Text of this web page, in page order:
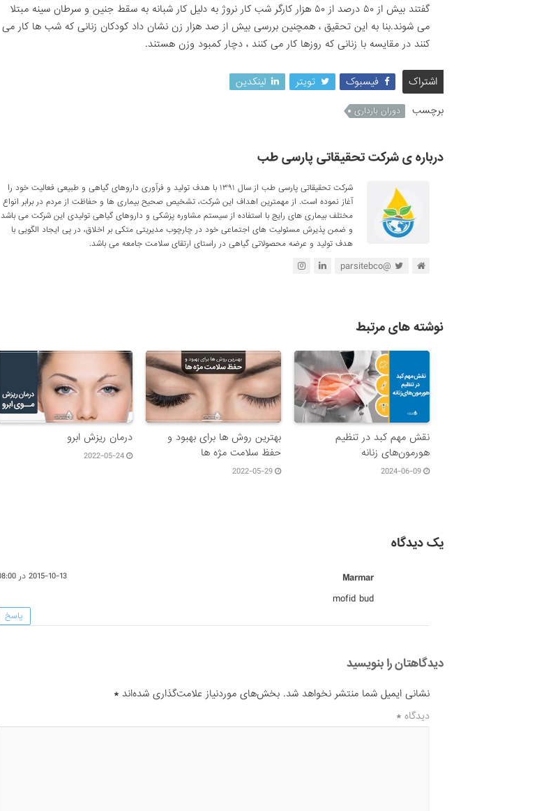
گفتند بیش از ۵۰ درصد از ۵۰ هزار کارگر شب کار نروژ به دلیل کار شبانه به سقط جنین و سرطان سینه مبتلا
می شوند.بنا به این تحقیق ، همچنین بررسی بیش از صد هزار زن نشان داد کودکان زنانی که شب ها کار می
کنند در مقایسه با زنانی که روزها کار می کنند ، دچار کمبود وزن هستند.
اشتراک فیسبوک تویتر
لینکدین
برچسب
دوران بارداری
درباره ی شرکت تحقیقاتی پارسی طب
شرکت تحقیقاتی پارسی طب از سال ۱۳۹۱ با هدف تولید و فرآوری داروهای گیاهی و طبیعی فعالیت خود را
آغاز نموده است. از مهمترین اهداف این شرکت، تشخیص صحیح بیماری ها و حفاظت از مردم در برابر انواع
مختلف بیماری های رایج با استفاده از سیستم مشاوره پزشکی و داروهای گیاهی تولیدی این شرکت می باشد
و ضمن پذیرش مسئولیت های اجتماعی خود در چارچوب مدیریتی متکی بر اخلاق، در پی ایجاد الگویی با
هدف تولید و عرضه محصولاتی گیاهی در راستای ارتقای سلامت جامعه می باشد.
@parsitebco
نوشته های مرتبط
نقش مهم کبد در تنظیم
هورمون‌های زنانه
2024-06-09
بهترین روش ها برای بهبود و
حفظ سلامت مژه ها
2022-05-29
درمان ریزش ابرو
2022-05-24
یک دیدگاه
Marmar 2015-10-13 در 08:00
mofid bud
پاسخ
دیدگاهتان را بنویسید
نشانی ایمیل شما منتشر نخواهد شد. بخش‌های موردنیاز علامت‌گذاری شده‌اند *
دیدگاه *